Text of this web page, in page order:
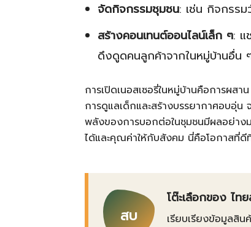
จัดกิจกรรมชุมชน: เช่น กิจกรร
สร้างคอนเทนต์ออนไลน์เล็ก ๆ: แ
ดึงดูดคนลูกค้าจากในหมู่บ้านอื่น
การเปิดเนอสเซอรี่ในหมู่บ้านคือการผส
การดูแลเด็กและสร้างบรรยากาศอบอุ่
พลังของการบอกต่อในชุมชนมีผลอย่า
ได้และคุณค่าให้กับสังคม นี่คือโอกาสที่ดี
สบ
โต๊ะเลือกของ ไท
เรียบเรียงข้อมูลสิน